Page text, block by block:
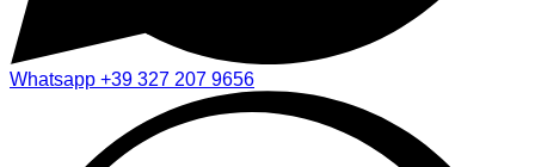
Whatsapp +39 327 207 9656